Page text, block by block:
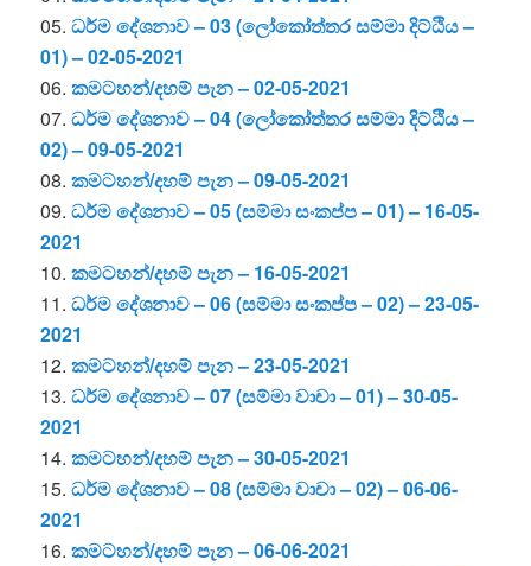
05.ධර්ම දේශනාව – 03 (ලෝකෝත්තර සම්මා දිට්ඨිය –
01) – 02-05-2021
06.කමටහන්/දහම් පැන – 02-05-2021
07.ධර්ම දේශනාව – 04 (ලෝකෝත්තර සම්මා දිට්ඨිය –
02) – 09-05-2021
08.කමටහන්/දහම් පැන – 09-05-2021
09.ධර්ම දේශනාව – 05 (සම්මා සංකප්ප – 01) – 16-05-
2021
10.කමටහන්/දහම් පැන – 16-05-2021
11.ධර්ම දේශනාව – 06 (සම්මා සංකප්ප – 02) – 23-05-
2021
12.කමටහන්/දහම් පැන – 23-05-2021
13.ධර්ම දේශනාව – 07 (සම්මා වාචා – 01) – 30-05-
2021
14.කමටහන්/දහම් පැන – 30-05-2021
15.ධර්ම දේශනාව – 08 (සම්මා වාචා – 02) – 06-06-
2021
16.කමටහන්/දහම් පැන – 06-06-2021